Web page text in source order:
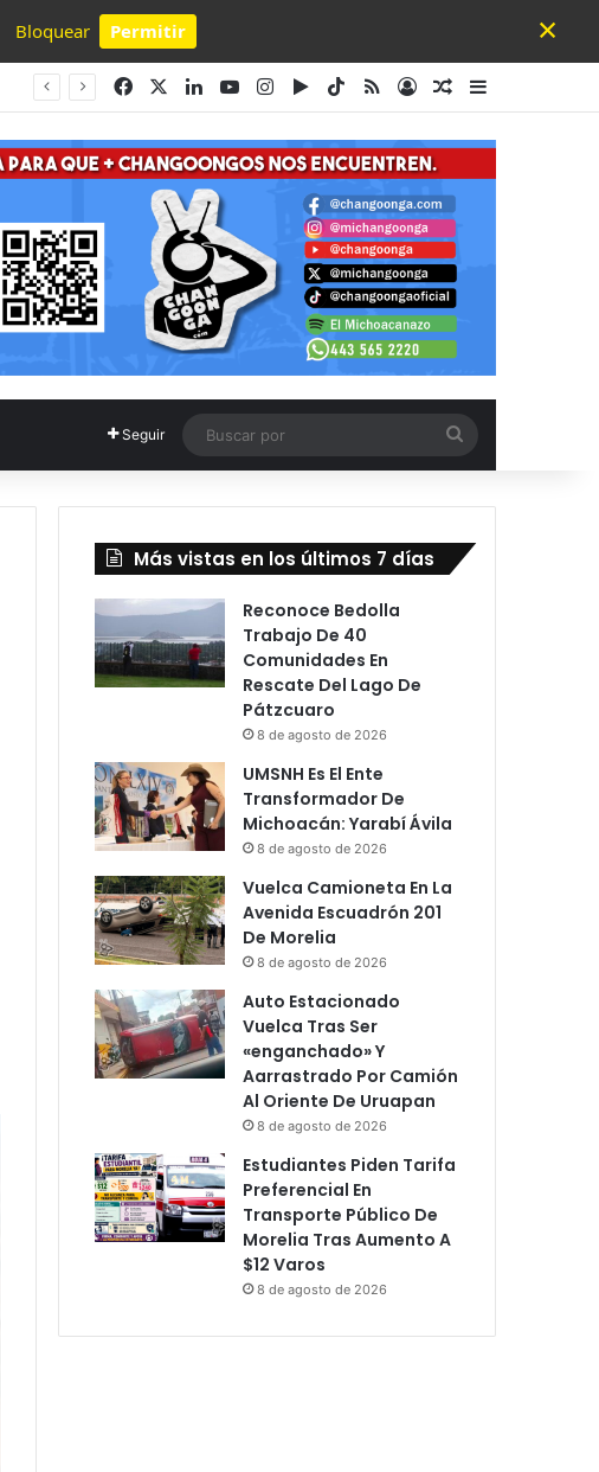
Bloquear Permitir
Powered by SendPulse
×
FacebookLinkedInYouTubeInstagram
Google Play
TikTok
RSSAccesoPublicación al
Barra lateral
Seguir
por
Más vistas en los últimos 7 días
Reconoce Bedolla
Trabajo De 40
Comunidades En
Rescate Del Lago De
Pátzcuaro
8 de agosto de 2026
UMSNH Es El Ente
Transformador De
Michoacán: Yarabí Ávila
8 de agosto de 2026
Vuelca Camioneta En La
Avenida Escuadrón 201
De Morelia
8 de agosto de 2026
Auto Estacionado
Vuelca Tras Ser
«enganchado» Y
Aarrastrado Por Camión
Al Oriente De Uruapan
8 de agosto de 2026
Estudiantes Piden Tarifa
Preferencial En
Transporte Público De
Morelia Tras Aumento A
$12 Varos
8 de agosto de 2026